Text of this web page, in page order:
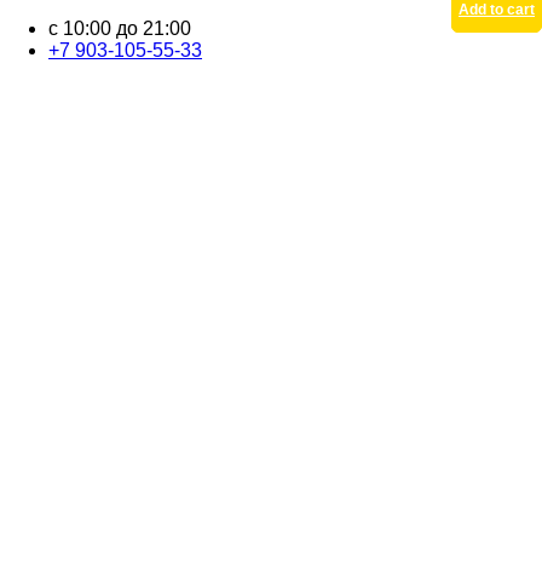
Add to cart
Add to cart
с 10:00 до 21:00
+7 903-105-55-33